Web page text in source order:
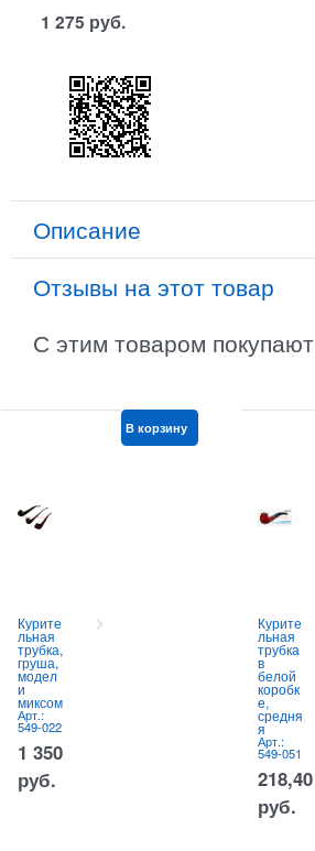
1 275 руб.
Описание
Отзывы на этот товар
С этим товаром покупают
Курите
льная
трубка,
груша,
модел
и
миксом
Арт.:
549-022
1 350
руб.
В корзину
Курите
льная
трубка
в
белой
коробк
е,
средня
я
Арт.:
549-051
218,40
руб.